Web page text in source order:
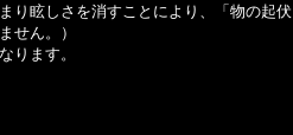
り眩しさを消すことにより、「物の起伏
せん。）
ります。